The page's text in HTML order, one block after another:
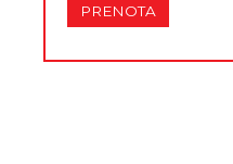
PRENOTA